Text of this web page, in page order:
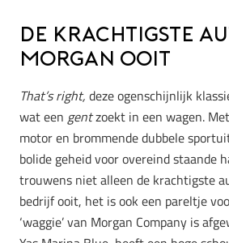
De krachtigste
Morgan ooit
That’s right, deze ogenschijnlijk
wat een gentzoekt in een wagen.
motor en brommende dubbele
bolide geheid voor overeind staande
trouwens niet alleen de krachtigste
bedrijf ooit, het is ook een pareltje
‘waggie’ van Morgan Company is